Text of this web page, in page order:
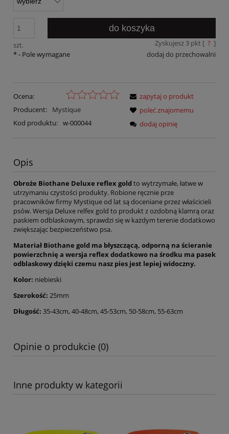
szt.
do koszyka
Zyskujesz 3pkt [ ? ]
dodaj do przechowalni
*- Pole wymagane
Ocena:
Producent:
Mystique
Kod produktu: w-000044
zapytaj o produkt
poleć znajomemu
dodaj opinię
Opis
Obroże Biothane Deluxe reflex goldto wytrzymałe, łatwe w
utrzymaniu czystości produkty. Robione ręcznie prze
pracowników firmy Mystique od lat są doceniane przez właścicieli
psów. Wersja Deluxe relfex gold to produkt z ozdobną klamrą oraz
paskiem odblaskowym, sprawdzi się w każdym terenie dodatkowo
zwiększając bezpieczeństwo psa.
Materiał Biothane gold ma błyszczącą, odporną na ścieranie
powierzchnię a wersja reflex dodatkowo na środku ma pasek
odblaskowy dzięki czemu nasz pies jest lepiej widoczny.
Kolor: niebieski
Szerokość: 25mm
Długość: 35-43cm, 40-48cm, 45-53cm, 50-58cm, 55-63cm
Opinie o produkcie (0)
Inne produkty w kategorii